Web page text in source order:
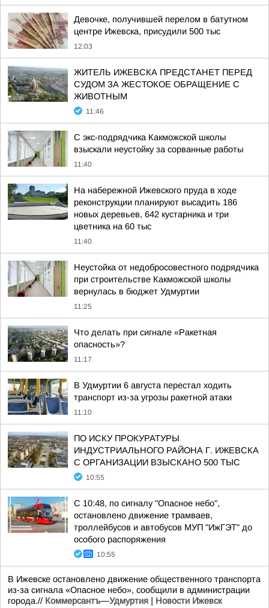
Девочке, получившей перелом в батутном
центре Ижевска, присудили 500 тыс
12:03
ЖИТЕЛЬ ИЖЕВСКА ПРЕДСТАНЕТ ПЕРЕД
СУДОМ ЗА ЖЕСТОКОЕ ОБРАЩЕНИЕ С
ЖИВОТНЫМ
11:46
С экс-подрядчика Какможской школы
взыскали неустойку за сорванные работы
11:40
На набережной Ижевского пруда в ходе
реконструкции планируют высадить 186
новых деревьев, 642 кустарника и три
цветника на 60 тыс
11:40
Неустойка от недобросовестного подрядчика
при строительстве Какможской школы
вернулась в бюджет Удмуртии
11:25
Что делать при сигнале «Ракетная
опасность»?
11:17
В Удмуртии 6 августа перестал ходить
транспорт из-за угрозы ракетной атаки
11:10
ПО ИСКУ ПРОКУРАТУРЫ
ИНДУСТРИАЛЬНОГО РАЙОНА Г. ИЖЕВСКА
С ОРГАНИЗАЦИИ ВЗЫСКАНО 500 ТЫС
10:55
С 10:48, по сигналу "Опасное небо",
остановлено движение трамваев,
троллейбусов и автобусов МУП "ИжГЭТ" до
особого распоряжения
10:55
В Ижевске остановлено движение общественного транспорта
из-за сигнала «Опасное небо», сообщили в администрации
города.// Коммерсантъ—Удмуртия | Новости Ижевск